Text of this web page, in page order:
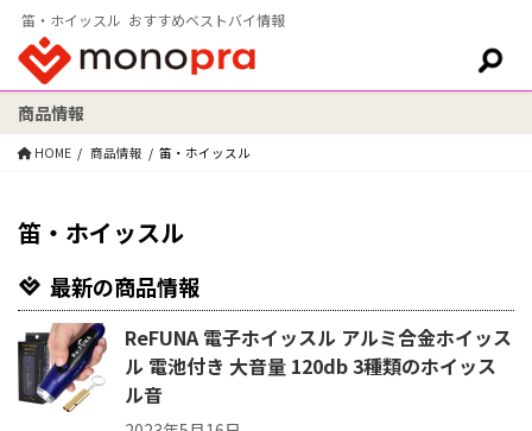
笛・ホイッスル おすすめベストバイ情報
検索:
商品情報
HOME 商品情報 笛・ホイッスル
笛・ホイッスル
最新の商品情報
ReFUNA 電子ホイッスル アルミ合金ホイッス
ル 電池付き 大音量 120db 3種類のホイッス
ル音